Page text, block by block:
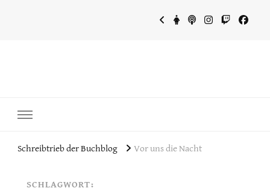
Schreibtrieb der Buchblog Vor uns die Nacht
SCHLAGWORT: